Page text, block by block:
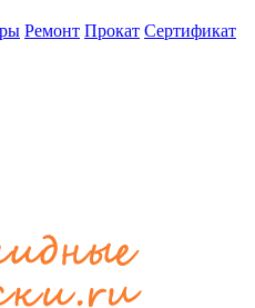
Ремонт Прокат Сертификат